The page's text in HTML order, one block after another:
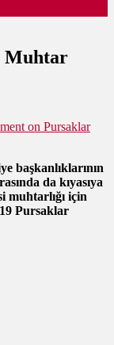
Muhtar
on Pursaklar
başkanlıklarının
da kıyasıya
için
Pursaklar